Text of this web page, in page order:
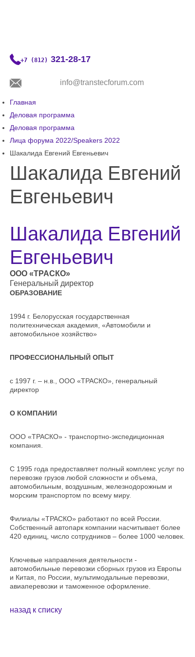
info@transtecforum.com
+7 (812) 321-28-17
О форуме
Деловая программа
Выставка
Контакты
Главная
Деловая программа
Деловая программа
Лица форума 2022/Speakers 2022
Шакалида Евгений Евгеньевич
Шакалида Евгений
Евгеньевич
Шакалида Евгений
Евгеньевич
ООО «ТРАСКО»
Генеральный директор
ОБРАЗОВАНИЕ
1994 г. Белорусская государственная
политехническая академия, «Автомобили и
автомобильное хозяйство»
ПРОФЕССИОНАЛЬНЫЙ ОПЫТ
с 1997 г. – н.в., ООО «ТРАСКО», генеральный
директор
О КОМПАНИИ
ООО «ТРАСКО» - транспортно-экспедиционная
компания.
С 1995 года предоставляет полный комплекс услуг по
перевозке грузов любой сложности и объема,
автомобильным, воздушным, железнодорожным и
морским транспортом по всему миру.
Филиалы «ТРАСКО» работают по всей России.
Собственный автопарк компании насчитывает более
420 единиц, число сотрудников – более 1000 человек.
Ключевые направления деятельности -
автомобильные перевозки сборных грузов из Европы
и Китая, по России, мультимодальные перевозки,
авиаперевозки и таможенное оформление.
назад к списку